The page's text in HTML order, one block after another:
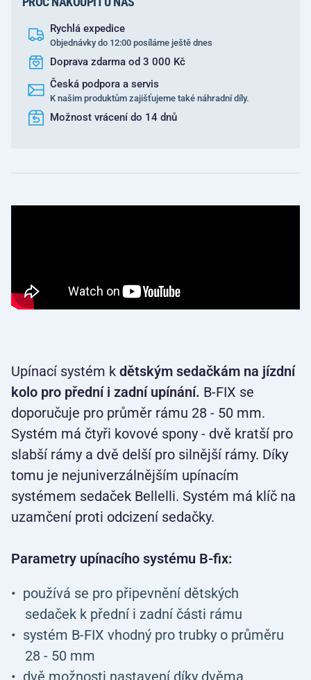
Rychlá expedice
Objednávky do 12:00 posíláme ještě dnes
Doprava zdarma od 3 000 Kč
Česká podpora a servis
K našim produktům zajišťujeme také náhradní díly.
Možnost vrácení do 14 dnů
Upínací systém k dětským sedačkám na jízdní
kolo pro přední i zadní upínání. B-FIX se
doporučuje pro průměr rámu 28 - 50 mm.
Systém má čtyři kovové spony - dvě kratší pro
slabší rámy a dvě delší pro silnější rámy. Díky
tomu je nejuniverzálnějším upínacím
systémem sedaček Bellelli. Systém má klíč na
uzamčení proti odcizení sedačky.
Parametry upínacího systému B-fix:
používá se pro připevnění dětských
sedaček k přední i zadní části rámu
systém B-FIX vhodný pro trubky o průměru
28 - 50 mm
dvě možnosti nastavení díky dvěma